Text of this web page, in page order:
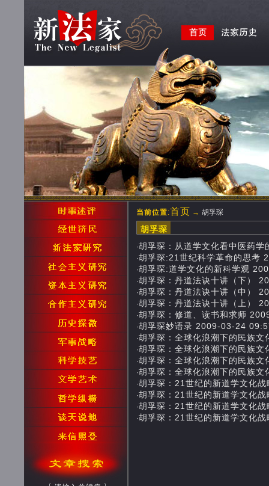
当前位置:首页 → 胡孚琛
胡孚琛
·胡孚琛：从道学文化看中医药
·胡孚琛:21世纪科学革命的思考
·胡孚琛:道学文化的新科学观
·胡孚琛：丹道法诀十讲（下）
·胡孚琛：丹道法诀十讲（中）
·胡孚琛：丹道法诀十讲（上）
·胡孚琛：修道、读书和求师
·胡孚琛妙语录 2009-03-24
·胡孚琛：全球化浪潮下的民族
·胡孚琛：全球化浪潮下的民族
·胡孚琛：全球化浪潮下的民族
·胡孚琛：全球化浪潮下的民族
·胡孚琛：21世纪的新道学文化
·胡孚琛：21世纪的新道学文化
·胡孚琛：21世纪的新道学文化
·胡孚琛：21世纪的新道学文化